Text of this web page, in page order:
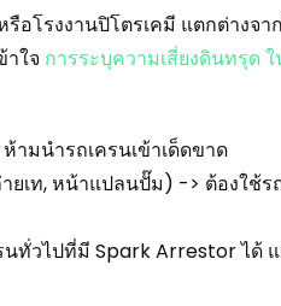
โรงงานปิโตรเคมี แตกต่างจา
าใจ การระบุความเสี่ยงดินทรุด ใ
ามนำรถเครนเข้าเด็ดขาด
ยเท, หน้าแปลนปั๊ม) -> ต้องใช้
ทั่วไปที่มี Spark Arrestor ได้